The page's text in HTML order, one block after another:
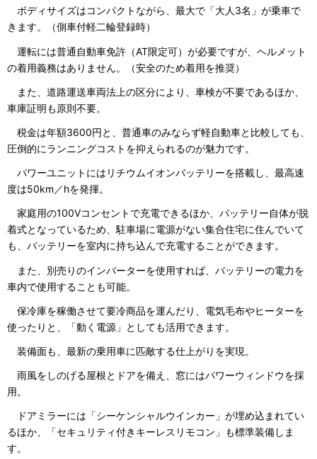
ボディサイズはコンパクトながら、最大で「大人3名」が乗車で
きます。（側車付軽二輪登録時）
運転には普通自動車免許（AT限定可）が必要ですが、ヘルメット
の着用義務はありません。（安全のため着用を推奨）
また、道路運送車両法上の区分により、車検が不要であるほか、
車庫証明も原則不要。
税金は年額3600円と、普通車のみならず軽自動車と比較しても、
圧倒的にランニングコストを抑えられるのが魅力です。
パワーユニットにはリチウムイオンバッテリーを搭載し、最高速
度は50km／hを発揮。
家庭用の100Vコンセントで充電できるほか、バッテリー自体が脱
着式となっているため、駐車場に電源がない集合住宅に住んでいて
も、バッテリーを室内に持ち込んで充電することができます。
また、別売りのインバーターを使用すれば、バッテリーの電力を
車内で使用することも可能。
保冷庫を稼働させて要冷商品を運んだり、電気毛布やヒーターを
使ったりと、「動く電源」としても活用できます。
装備面も、最新の乗用車に匹敵する仕上がりを実現。
雨風をしのげる屋根とドアを備え、窓にはパワーウィンドウを採
用。
ドアミラーには「シーケンシャルウインカー」が埋め込まれてい
るほか、「セキュリティ付きキーレスリモコン」も標準装備しま
す。